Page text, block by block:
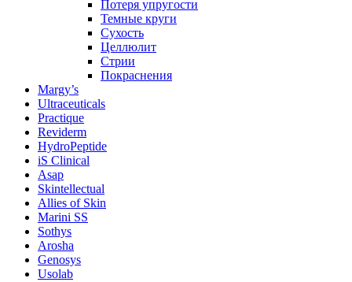
Потеря упругости
Темные круги
Сухость
Целлюлит
Стрии
Покраснения
Margy’s
Ultraceuticals
Practique
Reviderm
HydroPeptide
iS Clinical
Asap
Skintellectual
Allies of Skin
Marini SS
Sothys
Arosha
Genosys
Usolab